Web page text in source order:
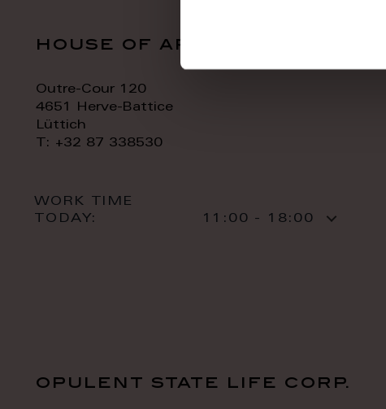
house of art
Outre-Cour 120
4651 Herve-Battice
Lüttich
T: +32 87 338530
WORK TIME
TODAY:
11:00 - 18:00
opulent state life corp.